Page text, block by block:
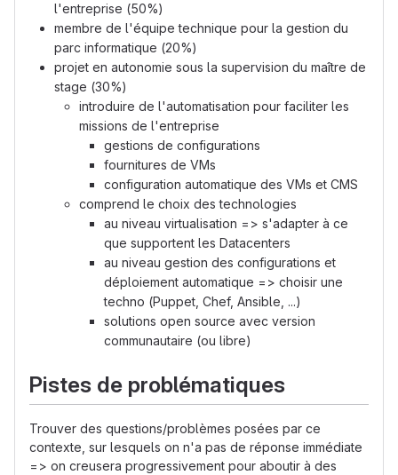
l'entreprise (50%)
membre de l'équipe technique pour la gestion du
parc informatique (20%)
projet en autonomie sous la supervision du maître de
stage (30%)
introduire de l'automatisation pour faciliter les
missions de l'entreprise
gestions de configurations
fournitures de VMs
configuration automatique des VMs et CMS
comprend le choix des technologies
au niveau virtualisation => s'adapter à ce
que supportent les Datacenters
au niveau gestion des configurations et
déploiement automatique => choisir une
techno (Puppet, Chef, Ansible, ...)
solutions open source avec version
communautaire (ou libre)
Pistes de problématiques
Trouver des questions/problèmes posées par ce
contexte, sur lesquels on n'a pas de réponse immédiate
=> on creusera progressivement pour aboutir à des